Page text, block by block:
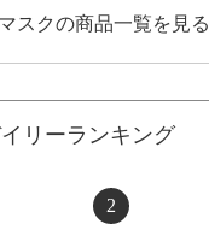
スクの商品一覧を見る
リーランキング
2